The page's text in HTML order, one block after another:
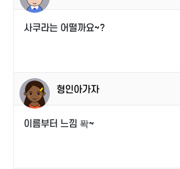
사쿠라는 어떨까요~?
형인아가자
이름부터 느낌 퐉~